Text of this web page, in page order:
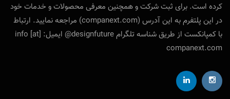
کرده است. برای ثبت شرکت و همچنین معرفی محصولات و خدمات خود
در این پلتفرم به این آدرس (companext.com) مراجعه نمایید. ارتباط
با کمپانکست از طریق شناسه تلگرام designfuture@ ایمیل: info [at]
companext.com